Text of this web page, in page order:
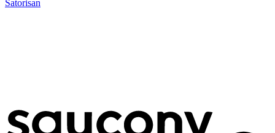
Satorisan